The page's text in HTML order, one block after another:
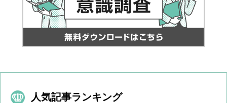
人気記事ランキング